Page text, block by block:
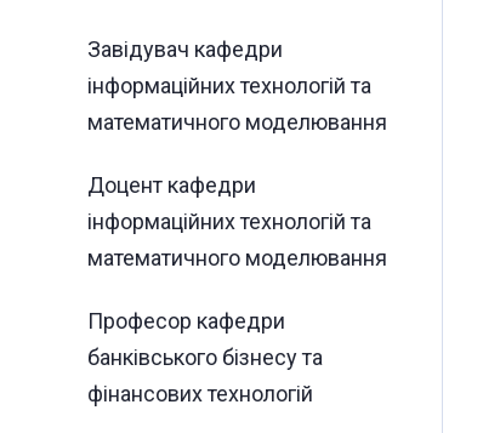
Завідувач кафедри
інформаційних технологій та
математичного моделювання
Доцент кафедри
інформаційних технологій та
математичного моделювання
Професор кафедри
банківського бізнесу та
фінансових технологій